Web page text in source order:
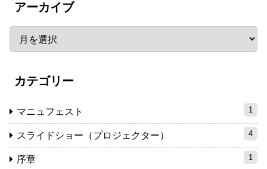
アーカイブ
カテゴリー
マニュフェスト 1
スライドショー（プロジェクター） 4
序章 1